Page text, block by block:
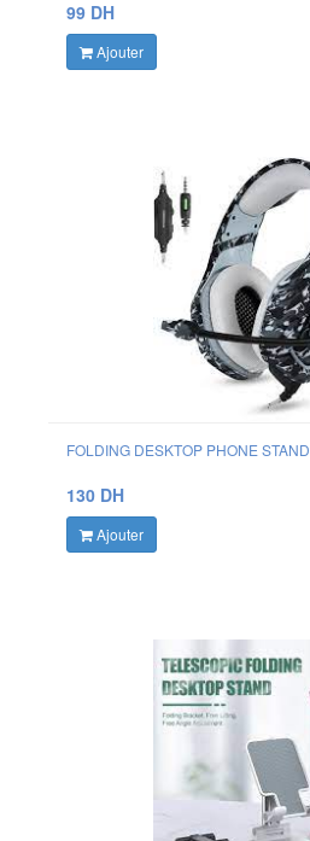
99 DH
Ajouter
FOLDING DESKTOP PHONE STAND
130 DH
Ajouter